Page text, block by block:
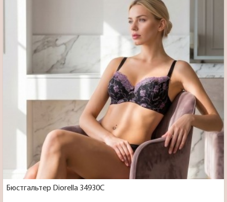
Бюстгальтер Diorella 34930C